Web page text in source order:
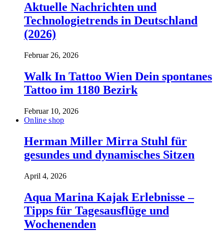
Aktuelle Nachrichten und
Technologietrends in Deutschland
(2026)
Februar 26, 2026
Walk In Tattoo Wien Dein spontanes
Tattoo im 1180 Bezirk
Februar 10, 2026
Online shop
Herman Miller Mirra Stuhl für
gesundes und dynamisches Sitzen
April 4, 2026
Aqua Marina Kajak Erlebnisse –
Tipps für Tagesausflüge und
Wochenenden